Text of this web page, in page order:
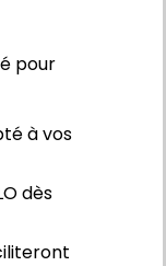
pour
à vos
dès